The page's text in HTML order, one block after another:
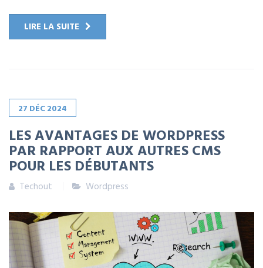
LIRE LA SUITE
27 DÉC2024
LES AVANTAGES DE WORDPRESS
PAR RAPPORT AUX AUTRES CMS
POUR LES DÉBUTANTS
Techout Wordpress